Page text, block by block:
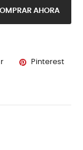
AHORA
Pinterest